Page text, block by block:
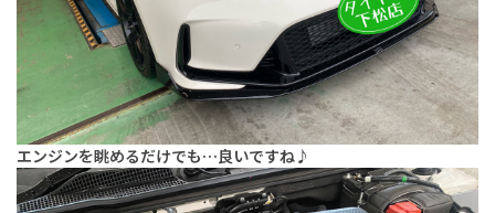
エンジンを眺めるだけでも…良いですね♪